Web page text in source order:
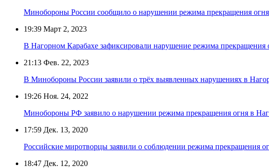
Минобороны России сообщило о нарушении режима прекращения
19:39 Март 2, 2023
В Нагорном Карабахе зафиксировали нарушение режима прекращения
21:13 Фев. 22, 2023
В Минобороны России заявили о трёх выявленных нарушениях в
19:26 Ноя. 24, 2022
Минобороны РФ заявило о нарушении режима прекращения огня в
17:59 Дек. 13, 2020
Российские миротворцы заявили о соблюдении режима прекращения
18:47 Дек. 12, 2020